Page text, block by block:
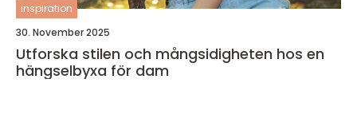
inspiration
30. November 2025
Utforska stilen och mångsidigheten hos en
hängselbyxa för dam